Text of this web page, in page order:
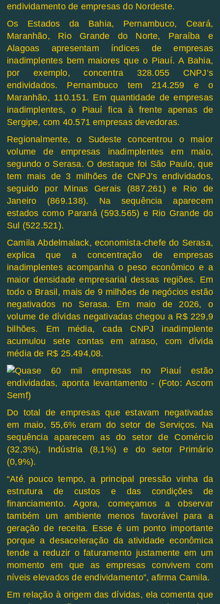
endividamento de empresas do Nordeste.
Os Estados da Bahia, Pernambuco, Ceará,
Maranhão, Rio Grande do Norte, Paraíba e
Alagoas apresentam índices de empresas
inadimplentes bem maiores que o Piauí. A Bahia,
por exemplo, concentra 328.055 CNPJ’s
endividados. Pernambuco tem 214.259 e o
Maranhão, 110.151. Em quantidade de empresas
inadimplentes, o Piauí fica à frente apenas de
Sergipe, com 40.571 empresas devedoras.
Regionalmente, o Sudeste concentrou o maior
volume de empresas inadimplentes em maio,
segundo o Serasa. O destaque foi São Paulo, que
tem mais de 3 milhões de CNPJ’s endividados,
seguido por Minas Gerais (887.261) e Rio de
Janeiro (869.138). Na sequência aparecem
estados como Paraná (593.565) e Rio Grande do
Sul (522.521).
Camila Abdelmalack, economista-chefe do Serasa,
explica que a concentração de empresas
inadimplentes acompanha o peso econômico e a
maior densidade empresarial dessas regiões. Em
todo o Brasil, mais de 9 milhões de negócios estão
negativados no Serasa. Em maio de 2026, o
volume de dívidas negativadas chegou a R$ 229,9
bilhões. Em média, cada CNPJ inadimplente
acumulou sete contas em atraso, com dívida
média de R$ 25.494,08.
Do total de empresas que estavam negativadas
em maio, 55,6% eram do setor de Serviços. Na
sequência aparecem as do setor de Comércio
(32,3%), Indústria (8,1%) e do setor Primário
(0,9%).
“Até pouco tempo, a principal pressão vinha da
estrutura de custos e das condições de
financiamento. Agora, começamos a observar
também um ambiente menos favorável para a
geração de receita. Esse é um ponto importante
porque a desaceleração da atividade econômica
tende a reduzir o faturamento justamente em um
momento em que as empresas convivem com
níveis elevados de endividamento”, afirma Camila.
Em relação à origem das dívidas, ela comenta que